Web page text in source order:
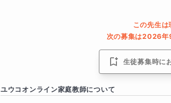
「長文読解入門英語」コースでは、英語を訳す
英文を読んだあと、 「どう理解したのか」「ど
言葉の本当の意味をつかむ力が自然と身につきま
この先生は
次の募集は2026年
生徒募集時に
ユウコオンライン家庭教師について